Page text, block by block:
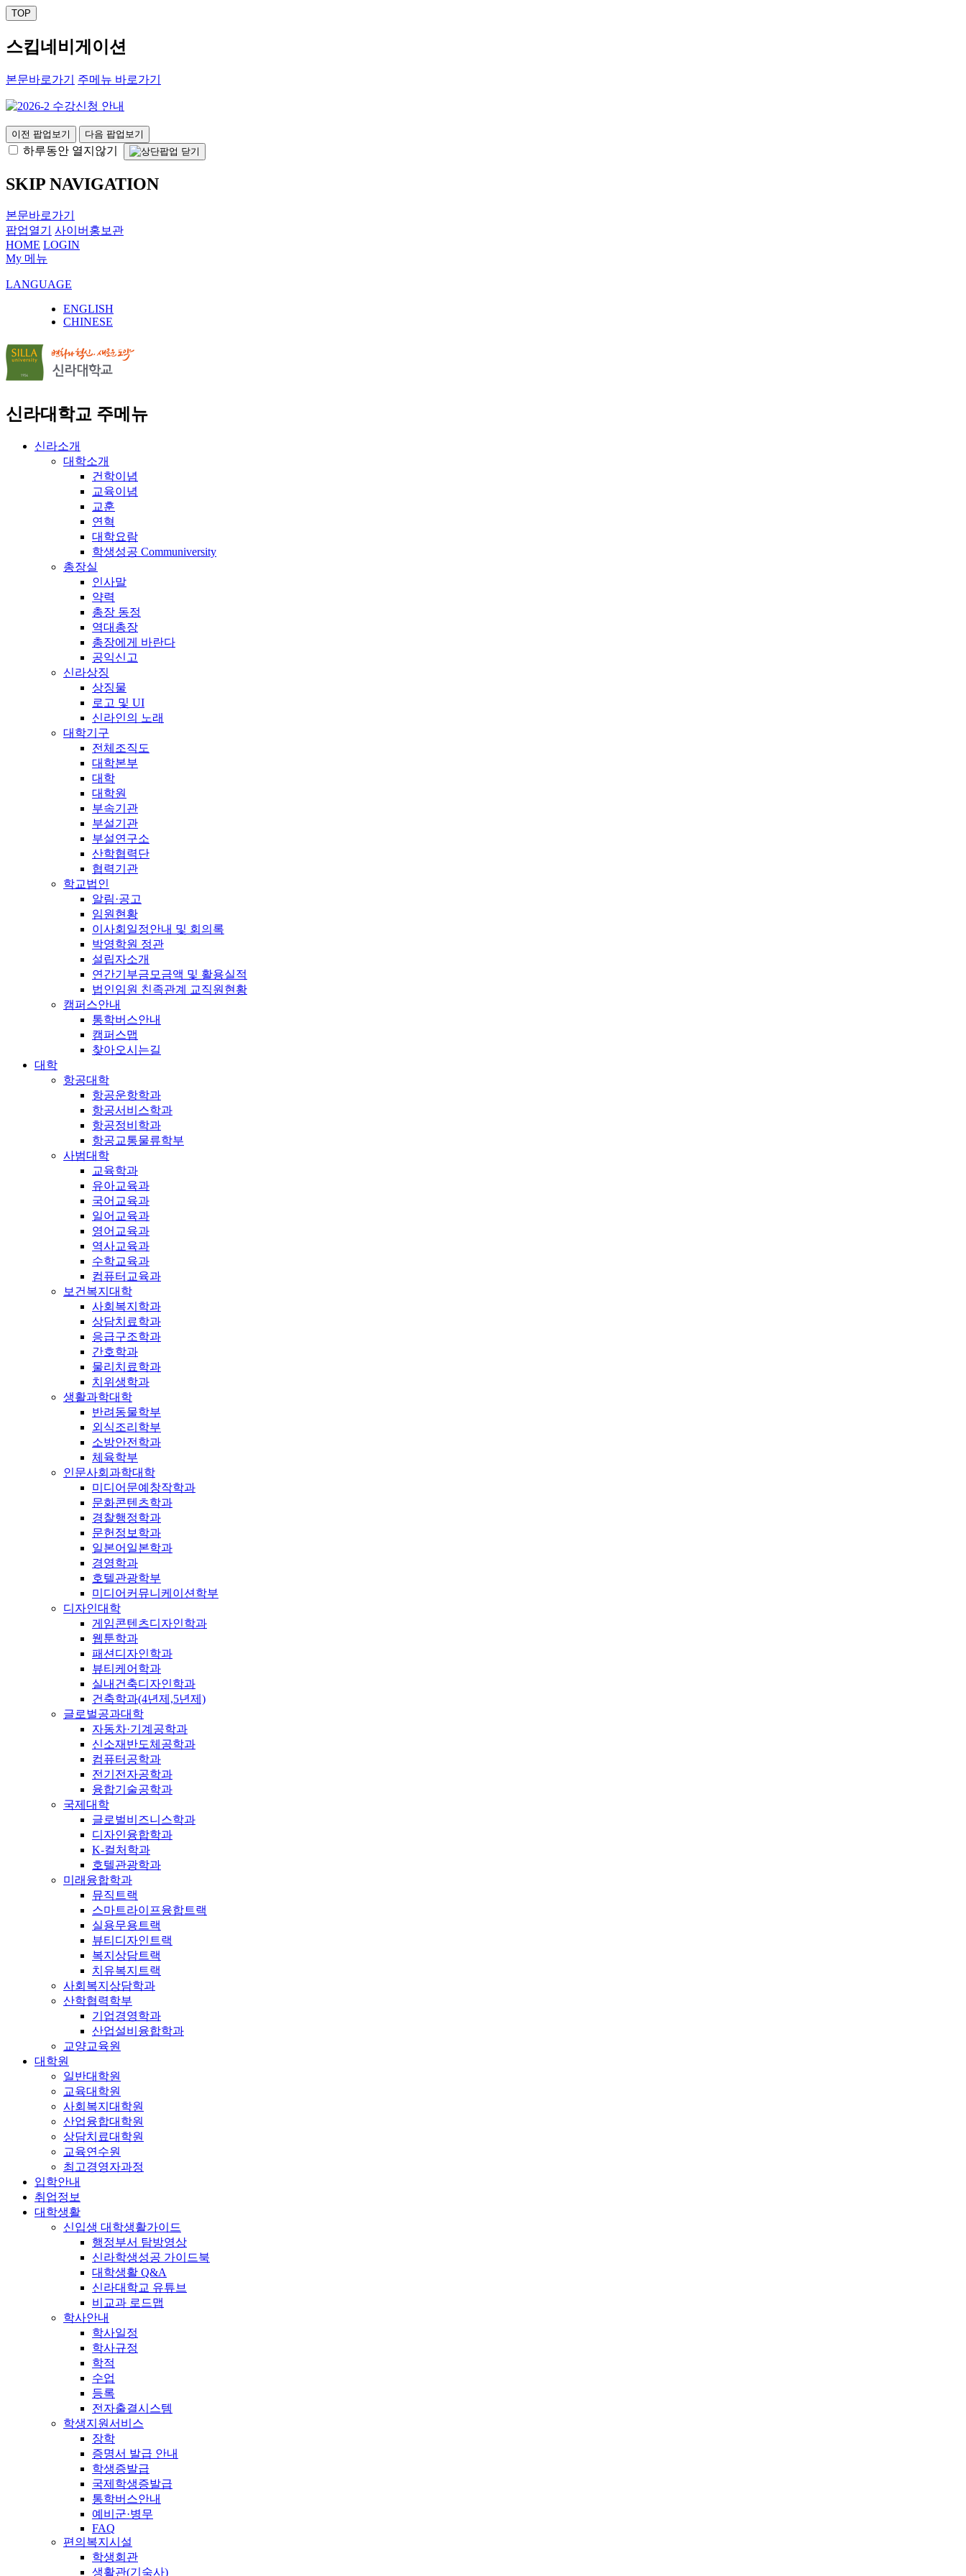
TOP
스킵네비게이션
본문바로가기 주메뉴 바로가기
이전 팝업보기 다음 팝업보기
하루동안 열지않기
SKIP NAVIGATION
본문바로가기
팝업열기
사이버홍보관
HOME LOGIN
My 메뉴
LANGUAGE
ENGLISH
CHINESE
신라대학교 주메뉴
신라소개
대학소개
건학이념
교육이념
교훈
연혁
대학요람
학생성공 Communiversity
총장실
인사말
약력
총장 동정
역대총장
총장에게 바란다
공익신고
신라상징
상징물
로고 및 UI
신라인의 노래
대학기구
전체조직도
대학본부
대학
대학원
부속기관
부설기관
부설연구소
산학협력단
협력기관
학교법인
알림·공고
임원현황
이사회일정안내 및 회의록
박영학원 정관
설립자소개
연간기부금모금액 및 활용실적
법인임원 친족관계 교직원현황
캠퍼스안내
통학버스안내
캠퍼스맵
찾아오시는길
대학
항공대학
항공운항학과
항공서비스학과
항공정비학과
항공교통물류학부
사범대학
교육학과
유아교육과
국어교육과
일어교육과
영어교육과
역사교육과
수학교육과
컴퓨터교육과
보건복지대학
사회복지학과
상담치료학과
응급구조학과
간호학과
물리치료학과
치위생학과
생활과학대학
반려동물학부
외식조리학부
소방안전학과
체육학부
인문사회과학대학
미디어문예창작학과
문화콘텐츠학과
경찰행정학과
문헌정보학과
일본어일본학과
경영학과
호텔관광학부
미디어커뮤니케이션학부
디자인대학
게임콘텐츠디자인학과
웹툰학과
패션디자인학과
뷰티케어학과
실내건축디자인학과
건축학과(4년제,5년제)
글로벌공과대학
자동차·기계공학과
신소재반도체공학과
컴퓨터공학과
전기전자공학과
융합기술공학과
국제대학
글로벌비즈니스학과
디자인융합학과
K-컬처학과
호텔관광학과
미래융합학과
뮤직트랙
스마트라이프융합트랙
실용무용트랙
뷰티디자인트랙
복지상담트랙
치유복지트랙
사회복지상담학과
산학협력학부
기업경영학과
산업설비융합학과
교양교육원
대학원
일반대학원
교육대학원
사회복지대학원
산업융합대학원
상담치료대학원
교육연수원
최고경영자과정
입학안내
취업정보
대학생활
신입생 대학생활가이드
행정부서 탐방영상
신라학생성공 가이드북
대학생활 Q&A
신라대학교 유튜브
비교과 로드맵
학사안내
학사일정
학사규정
학적
수업
등록
전자출결시스템
학생지원서비스
장학
증명서 발급 안내
학생증발급
국제학생증발급
통학버스안내
예비군·병무
FAQ
편의복지시설
학생회관
생활관(기숙사)